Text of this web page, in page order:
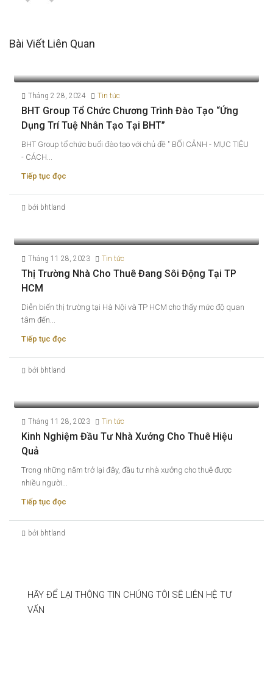
Bài Viết Liên Quan
Tháng 2 28, 2024 Tin tức
BHT Group Tổ Chức Chương Trình Đào Tạo “Ứng
Dụng Trí Tuệ Nhân Tạo Tại BHT”
BHT Group tổ chức buổi đào tạo với chủ đề " BỐI CẢNH - MỤC TIÊU
- CÁCH...
Tiếp tục đọc
bởi bhtland
Tháng 11 28, 2023 Tin tức
Thị Trường Nhà Cho Thuê Đang Sôi Động Tại TP
HCM
Diễn biến thị trường tại Hà Nội và TP HCM cho thấy mức độ quan
tâm đến...
Tiếp tục đọc
bởi bhtland
Tháng 11 28, 2023 Tin tức
Kinh Nghiệm Đầu Tư Nhà Xưởng Cho Thuê Hiệu
Quả
Trong những năm trở lại đây, đầu tư nhà xưởng cho thuê được
nhiều người...
Tiếp tục đọc
bởi bhtland
HÃY ĐỂ LẠI THÔNG TIN CHÚNG TÔI SẼ LIÊN HỆ TƯ
VẤN